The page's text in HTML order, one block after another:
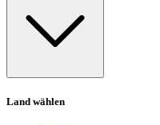
Land wählen